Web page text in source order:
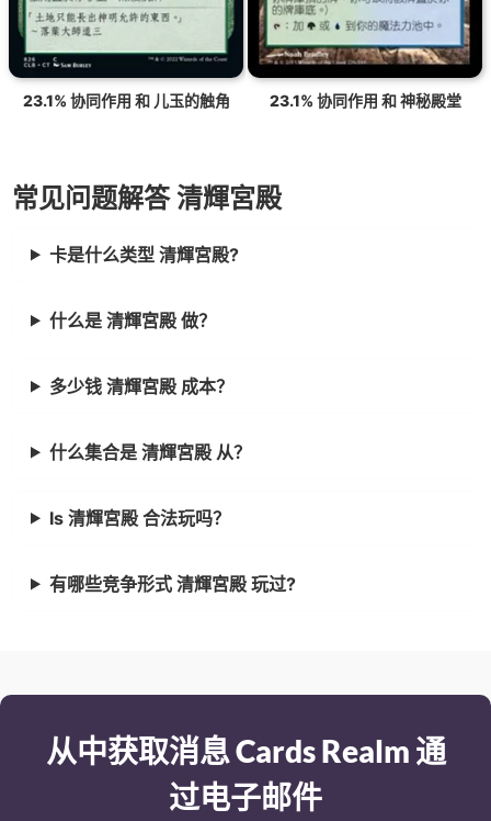
23.1% 协同作用 和 儿玉的触角 23.1% 协同作用 和 神秘殿堂
常见问题解答 清輝宮殿
卡是什么类型 清輝宮殿?
什么是 清輝宮殿 做？
多少钱 清輝宮殿 成本？
什么集合是 清輝宮殿 从？
Is 清輝宮殿 合法玩吗？
有哪些竞争形式 清輝宮殿 玩过?
从中获取消息 Cards Realm 通
过电子邮件